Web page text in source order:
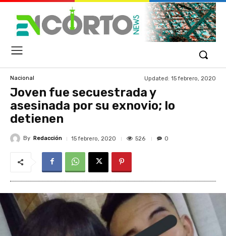
Nacional Updated: 15 febrero, 2020
Joven fue secuestrada y
asesinada por su exnovio; lo
detienen
By Redacción 15 febrero, 2020 526 0